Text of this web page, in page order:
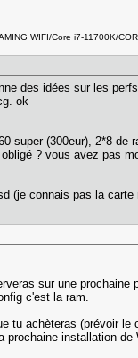
WIFI/Core i7-11700K/
des idées sur les
ok
super (300eur), 2*8 de
? vous avez pas
(je connais pas la
sur une prochaine
c'est la ram.
tu achèteras (prévoir
installation